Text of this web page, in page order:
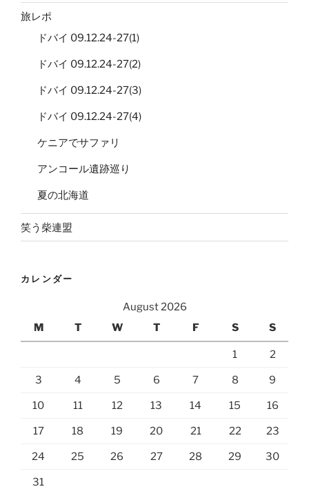
旅レポ
ドバイ 09.12.24-27(1)
ドバイ 09.12.24-27(2)
ドバイ 09.12.24-27(3)
ドバイ 09.12.24-27(4)
ケニアでサファリ
アンコール遺跡巡り
夏の北海道
笑う柴連盟
カレンダー
August 2026
M
T W T F S S
1 2
3 4 5 6 7 8 9
10 11 12 13 14 15 16
17 18 19 20 21 22 23
24 25 26 27 28 29 30
31